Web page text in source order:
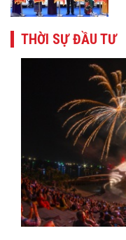
THỜI SỰ ĐẦU TƯ